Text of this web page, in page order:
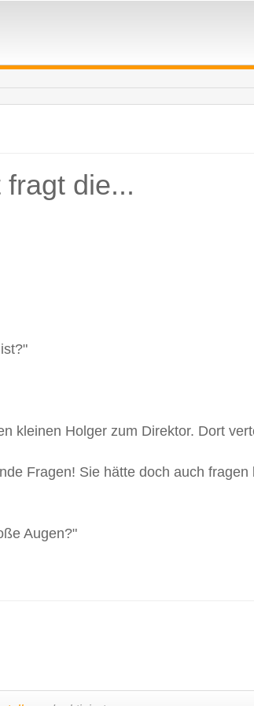
die...
kleinen Holger zum Direktor. Dort
Fragen! Sie hätte doch auch
Augen?"